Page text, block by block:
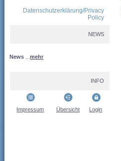
Datenschutzerklärung/Privacy
Policy
NEWS
News ...mehr
INFO
Impressum Übersicht Login